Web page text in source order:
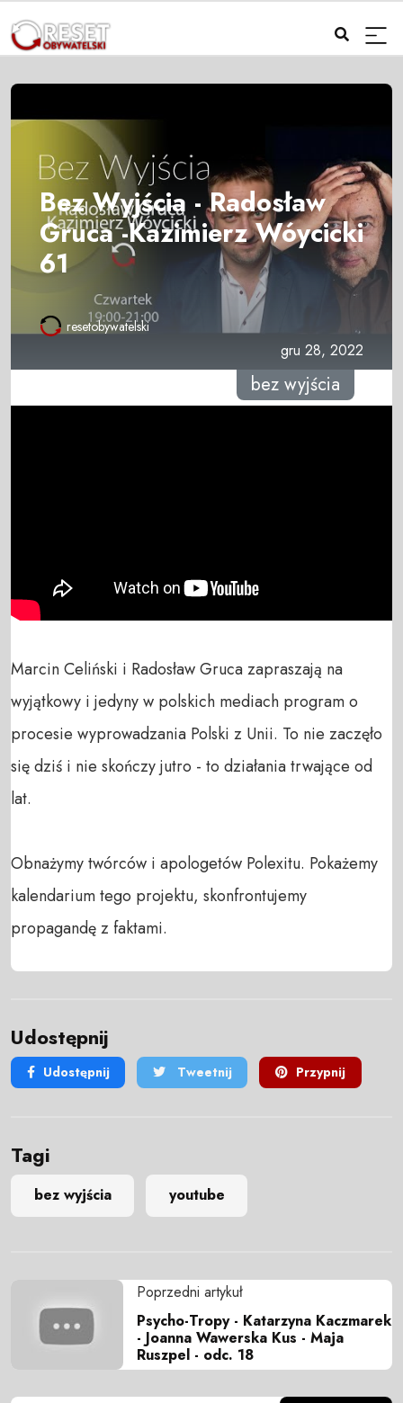
Bez Wyjścia - Radosław
Gruca -Kazimierz Wóycicki
61
resetobywatelski
gru 28, 2022
bez wyjścia
Marcin Celiński i Radosław Gruca zapraszają na
wyjątkowy i jedyny w polskich mediach program o
procesie wyprowadzania Polski z Unii. To nie zaczęło
się dziś i nie skończy jutro - to działania trwające od
lat.
Obnażymy twórców i apologetów Polexitu. Pokażemy
kalendarium tego projektu, skonfrontujemy
propagandę z faktami.
Udostępnij
Udostępnij Tweetnij Przypnij
Tagi
bez wyjścia youtube
Poprzedni artykuł
Psycho-Tropy - Katarzyna Kaczmarek
- Joanna Wawerska Kus - Maja
Ruszpel - odc. 18